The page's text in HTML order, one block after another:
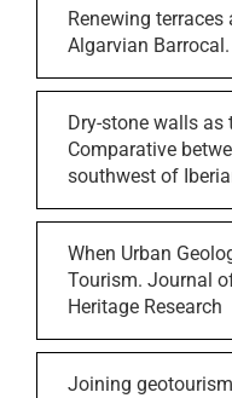
Renewing
Algarvian Barrocal.
Dry-stone walls
Comparative
southwest of
When Urban
Tourism. Journal
Heritage Research
Joining